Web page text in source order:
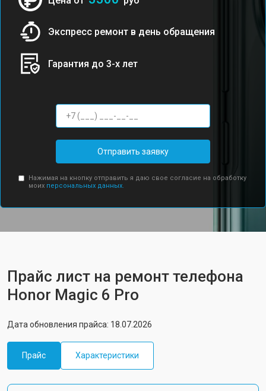
Экспресс ремонт в день обращения
Гарантия до 3-х лет
Отправить заявку
Нажимая на кнопку отправить я даю свое согласие на обработку
моих персональных данных.
Прайс лист на ремонт телефона
Honor Magic 6 Pro
Дата обновления прайса: 18.07.2026
Прайс Характеристики